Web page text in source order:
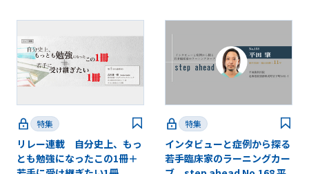
特集
リレー連載 自分史上、もっ
とも勉強になったこの1冊＋
特集
インタビューと症例から探る
若手臨床家のラーニングカー